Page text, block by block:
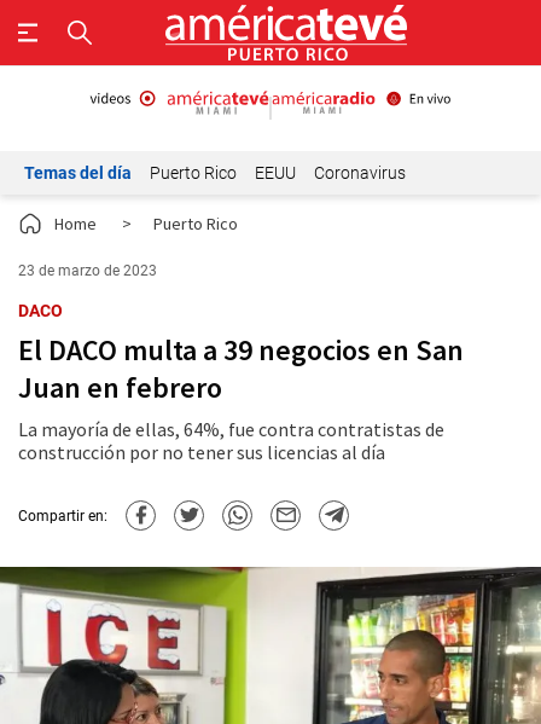
Temas del día Puerto Rico EEUU Coronavirus
Home > Puerto Rico
23 de marzo de 2023
DACO
El DACO multa a 39 negocios en San
Juan en febrero
La mayoría de ellas, 64%, fue contra contratistas de
construcción por no tener sus licencias al día
Compartir en: